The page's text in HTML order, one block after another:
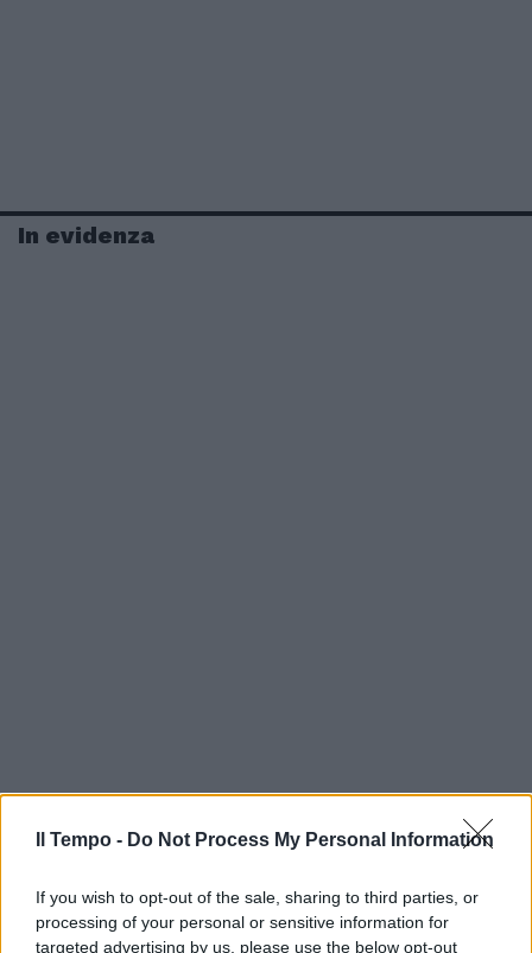
Il Tempo - Do Not Process My Personal Information
If you wish to opt-out of the sale, sharing to third parties, or
processing of your personal or sensitive information for
targeted advertising by us, please use the below opt-out
In evidenza